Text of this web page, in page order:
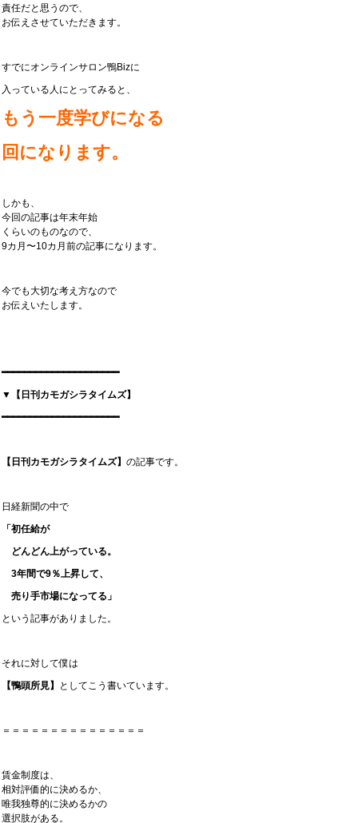
責任だと思うので、
お伝えさせていただきます。
すでにオンラインサロン鴨Bizに
入っている人にとってみると、
もう一度学びになる
回になります。
しかも、
今回の記事は年末年始
くらいのものなので、
9カ月〜10カ月前の記事になります。
今でも大切な考え方なので
お伝えいたします。
━━━━━━━━━━━━━━━━━━━━━
▼【日刊カモガシラタイムズ】
━━━━━━━━━━━━━━━━━━━━━
【日刊カモガシラタイムズ】 の記事です。
日経新聞の中で
「初任給が
どんどん上がっている。
3年間で9％上昇して、
売り手市場になってる」
という記事がありました。
それに対して僕は
【鴨頭所見】
としてこう書いています。
＝＝＝＝＝＝＝＝＝＝＝＝＝＝＝
賃金制度は、
相対評価的に決めるか、
唯我独尊的に決めるかの
選択肢がある。